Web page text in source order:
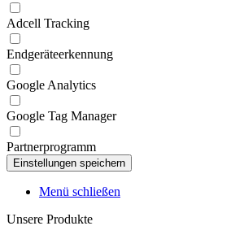
Adcell Tracking
Endgeräteerkennung
Google Analytics
Google Tag Manager
Partnerprogramm
Menü schließen
Unsere Produkte